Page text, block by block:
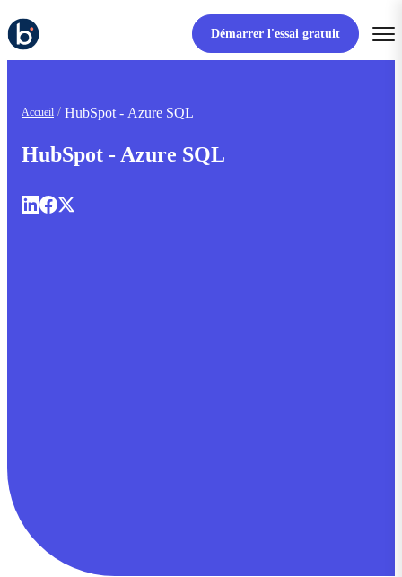
Démarrer l'essai gratuit
Accueil HubSpot - Azure SQL
HubSpot - Azure SQL